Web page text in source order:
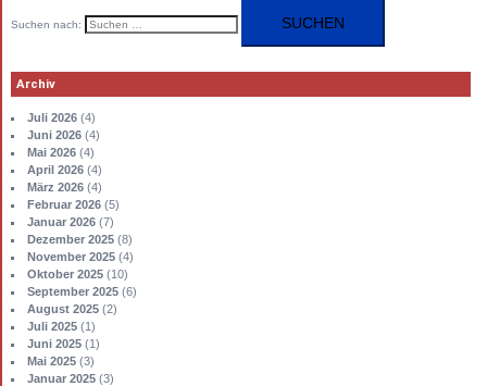
Suchen nach:
Archiv
Juli 2026(4)
Juni 2026(4)
Mai 2026(4)
April 2026(4)
März 2026(4)
Februar 2026(5)
Januar 2026(7)
Dezember 2025(8)
November 2025(4)
Oktober 2025(10)
September 2025(6)
August 2025(2)
Juli 2025(1)
Juni 2025(1)
Mai 2025(3)
Januar 2025(3)